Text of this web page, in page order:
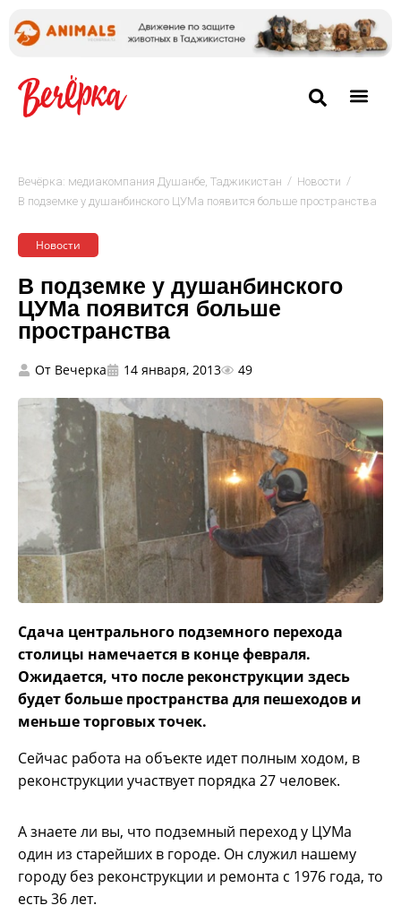
Вечёрка: медиакомпания Душанбе, Таджикистан / Новости /
В подземке у душанбинского ЦУМа появится больше пространства
Новости
В подземке у душанбинского
ЦУМа появится больше
пространства
От Вечерка 14 января, 2013 49
Сдача центрального подземного перехода
столицы намечается в конце февраля.
Ожидается, что после реконструкции здесь
будет больше пространства для пешеходов и
меньше торговых точек.
Сейчас работа на объекте идет полным ходом, в
реконструкции участвует порядка 27 человек.
А знаете ли вы, что подземный переход у ЦУМа
один из старейших в городе. Он служил нашему
городу без реконструкции и ремонта с 1976 года, то
есть 36 лет.